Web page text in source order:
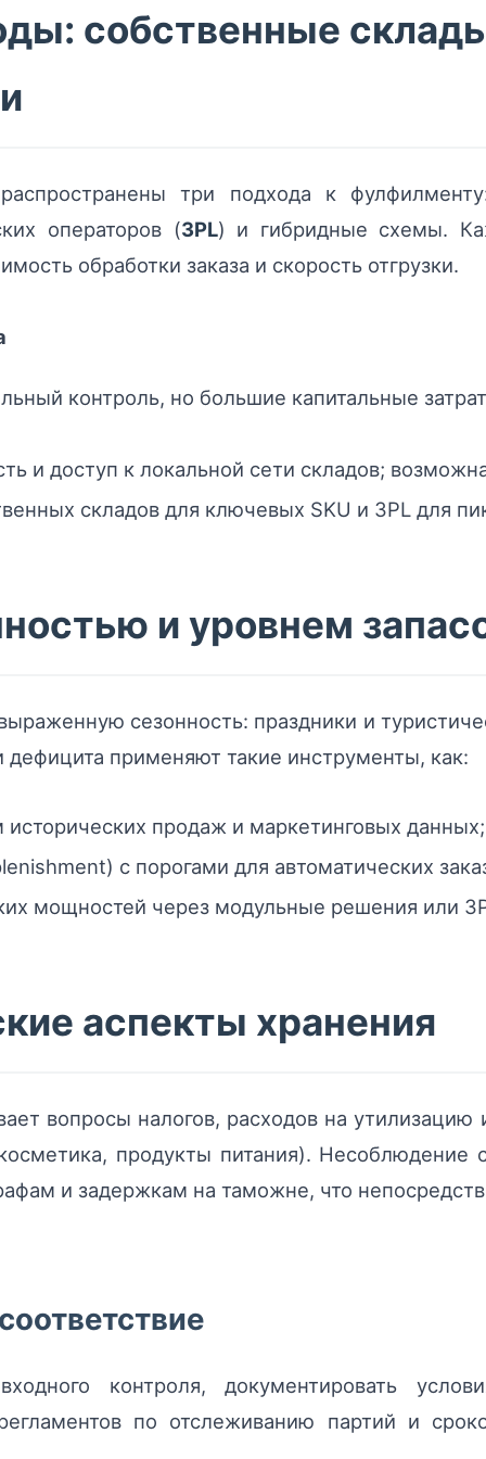
собственные
три подхода к
операторов (3PL) и гибридные схемы.
обработки заказа и скорость отгрузки.
контроль, но большие капитальные
и доступ к локальной сети складов;
складов для ключевых SKU и 3PL для
и уровнем
сезонность: праздники и
применяют такие инструменты, как:
продаж и маркетинговых данных;
с порогами для автоматических
мощностей через модульные решения или
аспекты хранения
вопросы налогов, расходов на
продукты питания).
и задержкам на таможне, что
контроля, документировать
по отслеживанию партий и